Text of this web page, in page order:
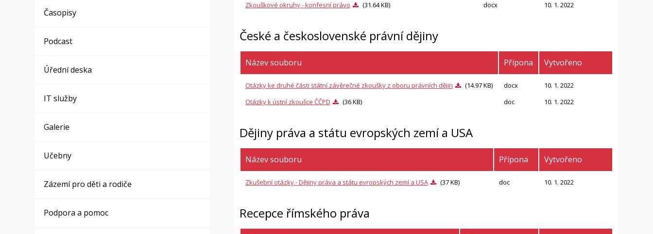
Časopisy
Podcast
Úřední deska
IT služby
Galerie
Učebny
Zázemí pro děti a rodiče
Podpora a pomoc
Zkouškové okruhy - konfesní právo (31.64 KB) docx 10. 1. 2022
České a československé právní dějiny
Název souboru Přípona Vytvořeno
Otázky ke druhé části státní závěrečné zkoušky z oboru právních dějin (14.97 KB) docx
10. 1. 2022
Otázky k ústní zkoušce ČČPD
(36 KB) doc 10. 1. 2022
Dějiny práva a státu evropských zemí a USA
Název souboru Přípona Vytvořeno
Zkušební otázky - Dějiny práva a státu evropských zemí a USA (37 KB) doc 10. 1. 2022
Recepce římského práva